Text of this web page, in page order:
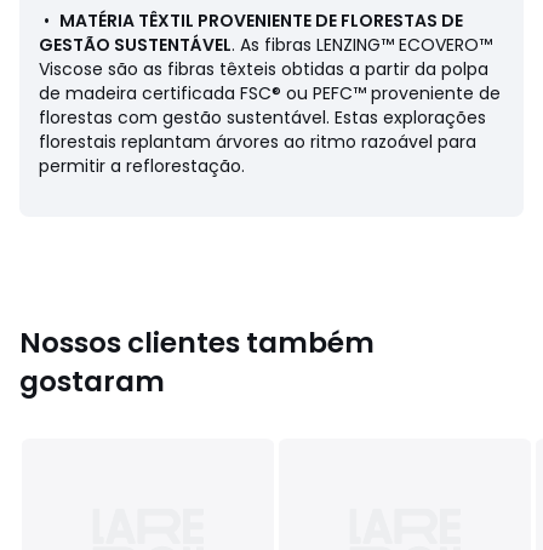
• Ombros franzidos
• Detalhes franzidos no cós
• Botões atrás
Composição e cuidados
• 83% viscose, 17% poliamida
• Lavável a 30°, no programa de roupa delicada
• Não secar na máquina
Cores 90010647
Tamanhos
• MATÉRIA TÊXTIL PROVENIENTE DE FLORESTAS DE
GESTÃO SUSTENTÁVEL. As fibras LENZING™ ECOVERO™
Viscose são as fibras têxteis obtidas a partir da polpa
de madeira certificada FSC® ou PEFC™ proveniente de
florestas com gestão sustentável. Estas explorações
florestais replantam árvores ao ritmo razoável para
permitir a reflorestação.
Nossos clientes também
gostaram